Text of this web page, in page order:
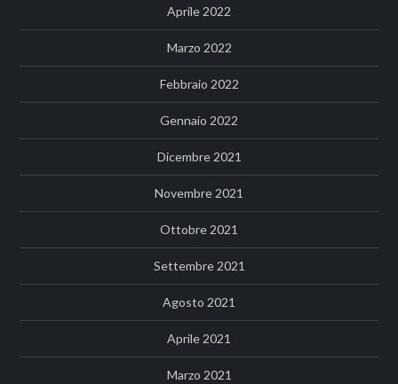
Aprile 2022
Marzo 2022
Febbraio 2022
Gennaio 2022
Dicembre 2021
Novembre 2021
Ottobre 2021
Settembre 2021
Agosto 2021
Aprile 2021
Marzo 2021